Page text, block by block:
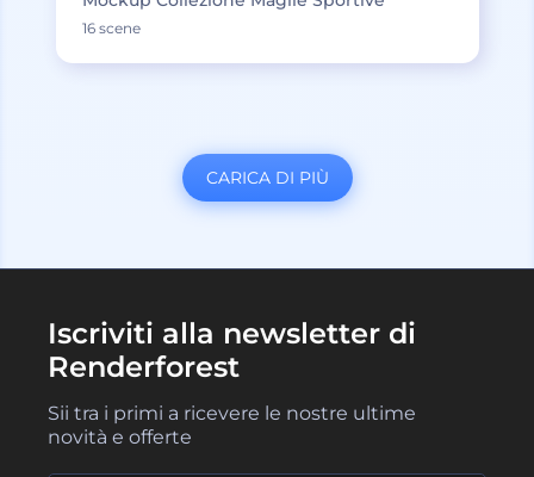
16 scene
CARICA DI PIÙ
Iscriviti alla newsletter di
Renderforest
Sii tra i primi a ricevere le nostre ultime
novità e offerte